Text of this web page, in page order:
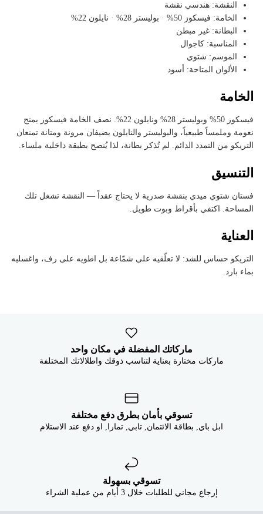
النقشة: هندسي نقشة
الخامة: فيسكوز 50% · بوليستر 28% · نايلون 22%
البطانة: غير مبطن
المناسبة: كاجوال
الموسم: شتوي
الألوان المتاحة: أسود
الخامة
فيسكوز 50% وبوليستر 28% ونايلون 22%. نصف الخامة فيسكوز يمنح
نعومة وملمساً طبيعياً، والبوليستر والنايلون يضيفان مرونة ومتانة تمنعان
التريكو من التمدد الدائم. لم تُذكر بطانة، لذا يُنصح بطبقة داخلية ملساء.
التنسيق
فستان شتوي ميدي بنقشة صدرية لا يحتاج عقداً — النقشة تشغل تلك
المساحة. اكتفي بأقراط وبوت طويل.
العناية
التريكو حساس للشد: لا تعلّقيه على شمّاعة بل اطويه على رف، واغسليه
بماء بارد.
ماركاتك المفضلة في مكان واحد
ماركات مختارة بعناية لتناسب ذوقك واطلالاتك المختلفة
تسوقي بأمان بطرق دفع مختلفة
ابل باي, بطاقة الائتمان, تابي, تمارا, او دفع عند الاستلام
تسوقي بسهولة
إرجاع مجاني للطلبات خلال 3 أيام من عملية الشراء